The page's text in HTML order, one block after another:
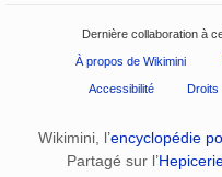
Dernière collaboration à
À propos de Wikimini
Accessibilité Droits
Wikimini, l’encyclopédie
Partagé sur l’